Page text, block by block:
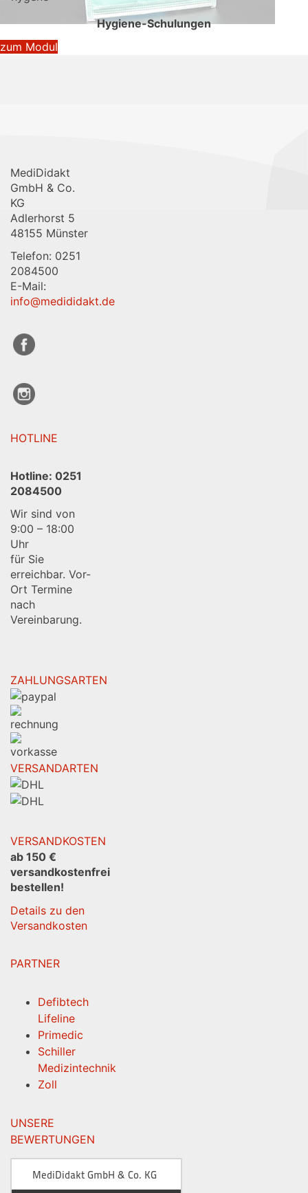
Hygiene-Schulungen
zum Modul
MediDidakt
GmbH & Co.
KG
Adlerhorst 5
48155 Münster
Telefon: 0251
2084500
E-Mail:
info@medididakt.de
HOTLINE
Hotline: 0251
2084500
Wir sind von
9:00 – 18:00
Uhr
für Sie
erreichbar. Vor-
Ort Termine
nach
Vereinbarung.
ZAHLUNGSARTEN
VERSANDARTEN
VERSANDKOSTEN
ab 150 €
versandkostenfrei
bestellen!
Details zu den
Versandkosten
PARTNER
Defibtech
Lifeline
Primedic
Schiller
Medizintechnik
Zoll
UNSERE
BEWERTUNGEN